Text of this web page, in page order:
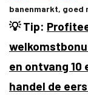
banenmarkt, goed
💡 Tip:
en ontvang
handel de